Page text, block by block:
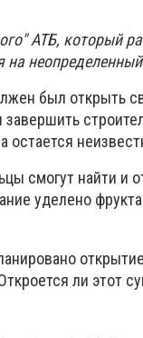
АТБ, который
на
был открыть
завершить
остается
смогут найти и
уделено
ли этот